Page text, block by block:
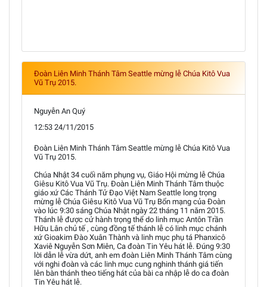
Đoàn Liên Minh Thánh Tâm Seattle mừng lễ Chúa Kitô Vua
Vũ Trụ 2015.
Nguyễn An Quý
12:53 24/11/2015
Đoàn Liên Minh Thánh Tâm Seattle mừng lễ Chúa Kitô Vua
Vũ Trụ 2015.
Chúa Nhật 34 cuối năm phụng vụ, Giáo Hội mừng lễ Chúa
Giêsu Kitô Vua Vũ Trụ. Đoàn Liên Minh Thánh Tâm thuộc
giáo xứ Các Thánh Tử Đạo Việt Nam Seattle long trọng
mừng lễ Chúa Giêsu Kitô Vua Vũ Trụ Bổn mạng của Đoàn
vào lúc 9:30 sáng Chúa Nhật ngày 22 tháng 11 năm 2015.
Thánh lễ được cử hành trọng thể do linh mục Antôn Trần
Hữu Lân chủ tế , cùng đồng tế thánh lễ có linh mục chánh
xứ Gioakim Đào Xuân Thành và linh mục phụ tá Phanxicô
Xaviê Nguyễn Sơn Miên, Ca đoàn Tin Yêu hát lễ. Đúng 9:30
lời dẫn lễ vừa dứt, anh em đoàn Liên Minh Thánh Tâm cùng
với nghi đoàn và các linh mục cung nghinh thánh giá tiến
lên bàn thánh theo tiếng hát của bài ca nhập lễ do ca đoàn
Tin Yêu hát lễ.